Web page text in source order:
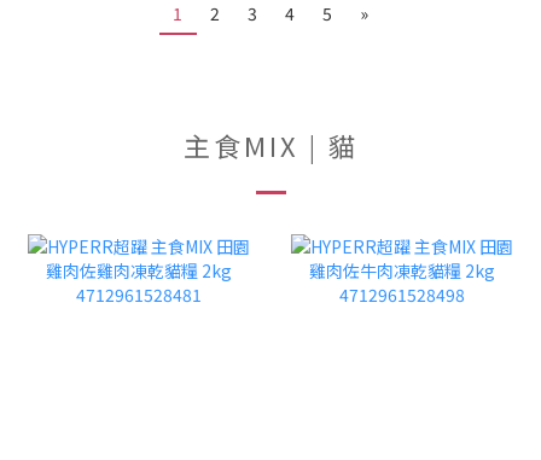
1 2 3 4 5 »
主食MIX | 貓